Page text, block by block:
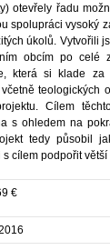
otevřely řadu
spolupráci vysoký
úkolů. Vytvořili
obcím po
která si klade
teologických
Cílem
s ohledem na
tedy působil
cílem podpořit
€